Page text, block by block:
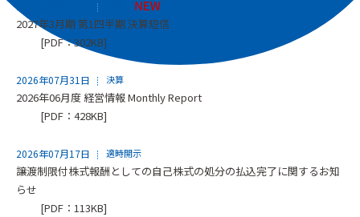
2026年08月07日
2027年3月期 第1四半期 決算短信
[PDF：302KB]
2026年07月31日 決算
2026年06月度 経営情報 Monthly Report
[PDF：428KB]
2026年07月17日 適時開示
譲渡制限付株式報酬としての自己株式の処分の払込完了に関するお知
らせ
[PDF：113KB]